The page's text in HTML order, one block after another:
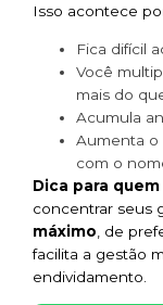
Isso acontece
Fica difícil
Você
mais do
Acumula
Aumenta o
com o
Dica para
concentrar seus
máximo , de
facilita a gestão
endividamento.